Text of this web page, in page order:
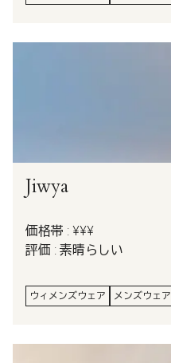
Jiwya
価格帯 : ¥¥¥
評価 : 素晴らしい
ウィメンズウェア メンズウェア